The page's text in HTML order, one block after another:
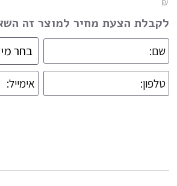
פרסי קום משי
פרסי קלארדש
פרסי קשאן
לקבלת הצעת מחיר למוצר זה